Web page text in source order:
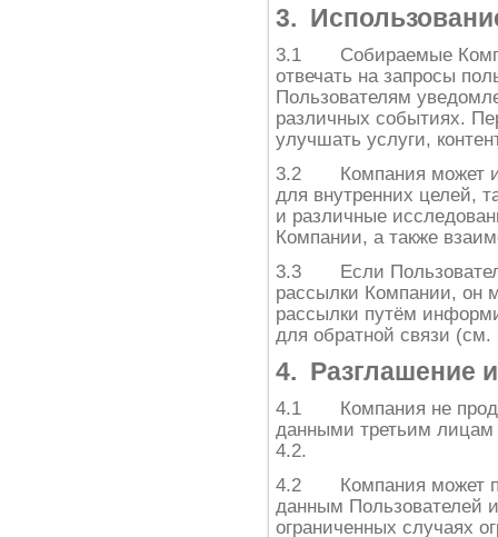
3.
3.1 Собираемые
отвечать на запросы
Пользователям
различных событиях.
улучшать услуги,
3.2 Компания может
для внутренних целей,
и различные
Компании, а также
3.3 Если
рассылки Компании, он
рассылки путём
для обратной связи (см.
4. Разглашение
4.1 Компания не
данными третьим лицам
4.2.
4.2 Компания может
данным Пользователей
ограниченных случаях